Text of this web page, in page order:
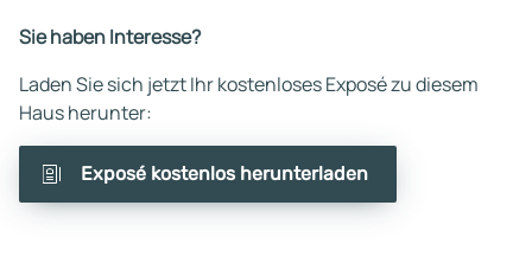
Sie haben Interesse?
Laden Sie sich jetzt Ihr kostenloses Exposé zu diesem
Haus herunter:
Exposé kostenlos herunterladen